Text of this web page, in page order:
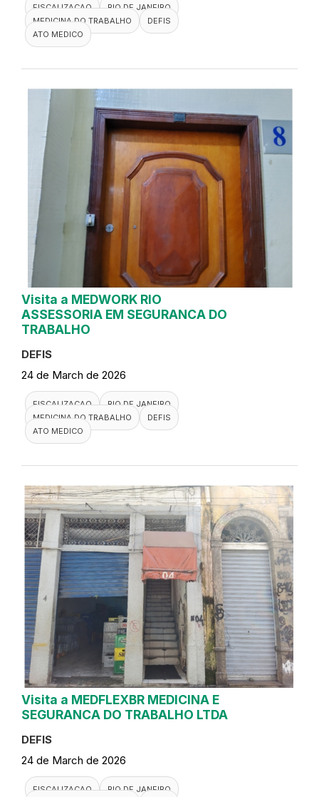
FISCALIZACAO
RIO DE JANEIRO
MEDICINA DO TRABALHO
DEFIS
ATO MEDICO
Visita a MEDWORK RIO
ASSESSORIA EM SEGURANCA DO
TRABALHO
DEFIS
24 de March de 2026
FISCALIZACAO
RIO DE JANEIRO
MEDICINA DO TRABALHO
DEFIS
ATO MEDICO
Visita a MEDFLEXBR MEDICINA E
SEGURANCA DO TRABALHO LTDA
DEFIS
24 de March de 2026
FISCALIZACAO
RIO DE JANEIRO